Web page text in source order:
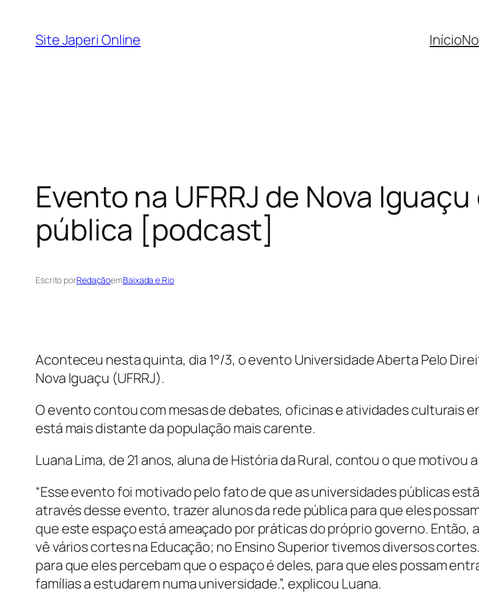
Site Japeri Online Início
Evento na UFRRJ de Nova
pública [podcast]
Escrito porRedaçãoemBaixada e Rio
Aconteceu nesta quinta, dia 1°/3, o evento Universidade Aberta Pelo
Nova Iguaçu (UFRRJ).
O evento contou com mesas de debates, oficinas e atividades culturais
está mais distante da população mais carente.
Luana Lima, de 21 anos, aluna de História da Rural, contou o que motivou
“Esse evento foi motivado pelo fato de que as universidades públicas
através desse evento, trazer alunos da rede pública para que eles
que este espaço está ameaçado por práticas do próprio governo. Então,
vê vários cortes na Educação; no Ensino Superior tivemos diversos
para que eles percebam que o espaço é deles, para que eles possam
famílias a estudarem numa universidade.”, explicou Luana.